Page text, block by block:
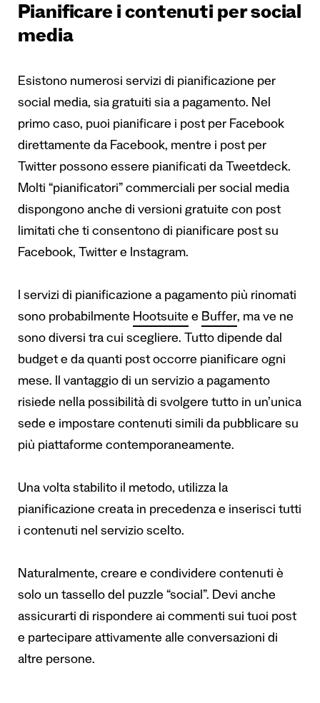
Pianificare i contenuti per social
media
Esistono numerosi servizi di pianificazione per
social media, sia gratuiti sia a pagamento. Nel
primo caso, puoi pianificare i post per Facebook
direttamente da Facebook, mentre i post per
Twitter possono essere pianificati da Tweetdeck.
Molti “pianificatori” commerciali per social media
dispongono anche di versioni gratuite con post
limitati che ti consentono di pianificare post su
Facebook, Twitter e Instagram.
I servizi di pianificazione a pagamento più rinomati
sono probabilmente Hootsuite e Buffer, ma ve ne
sono diversi tra cui scegliere. Tutto dipende dal
budget e da quanti post occorre pianificare ogni
mese. Il vantaggio di un servizio a pagamento
risiede nella possibilità di svolgere tutto in un’unica
sede e impostare contenuti simili da pubblicare su
più piattaforme contemporaneamente.
Una volta stabilito il metodo, utilizza la
pianificazione creata in precedenza e inserisci tutti
i contenuti nel servizio scelto.
Naturalmente, creare e condividere contenuti è
solo un tassello del puzzle “social”. Devi anche
assicurarti di rispondere ai commenti sui tuoi post
e partecipare attivamente alle conversazioni di
altre persone.